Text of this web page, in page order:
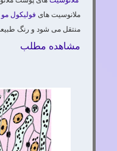
ملانوسیت های فولیکول مو
منتقل می شود و رنگ
مشاهده مطلب